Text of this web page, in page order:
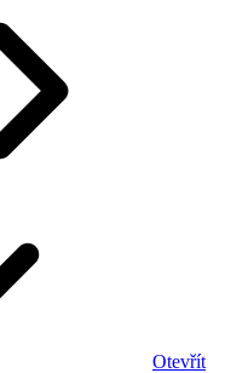
Otevřít